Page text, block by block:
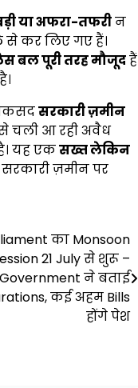
या अफरा-तफरीन
से कर लिए गए हैं।
बल पूरी तरह मौजूदहैं
सरकारी ज़मीन
से चली आ रही अवैध
यह एकसख्त लेकिन
ज़मीन पर
का Monsoon
21 July से शुरू –
Government ने बताई
कई अहम Bills
होंगे पेश